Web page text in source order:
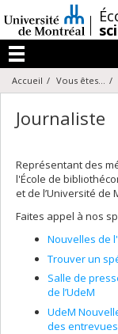
au
contenu
/
Menu
Accueil Vous êtes...
Journaliste
Représentant des
l'École de
et de l’Université de
Faites appel à nos
Nouvelles de
Trouver un
Salle de
de l’UdeM
UdeM
des